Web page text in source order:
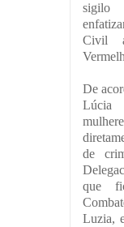
sigilo
Civil
De
Lúcia
de
que
Luzia,